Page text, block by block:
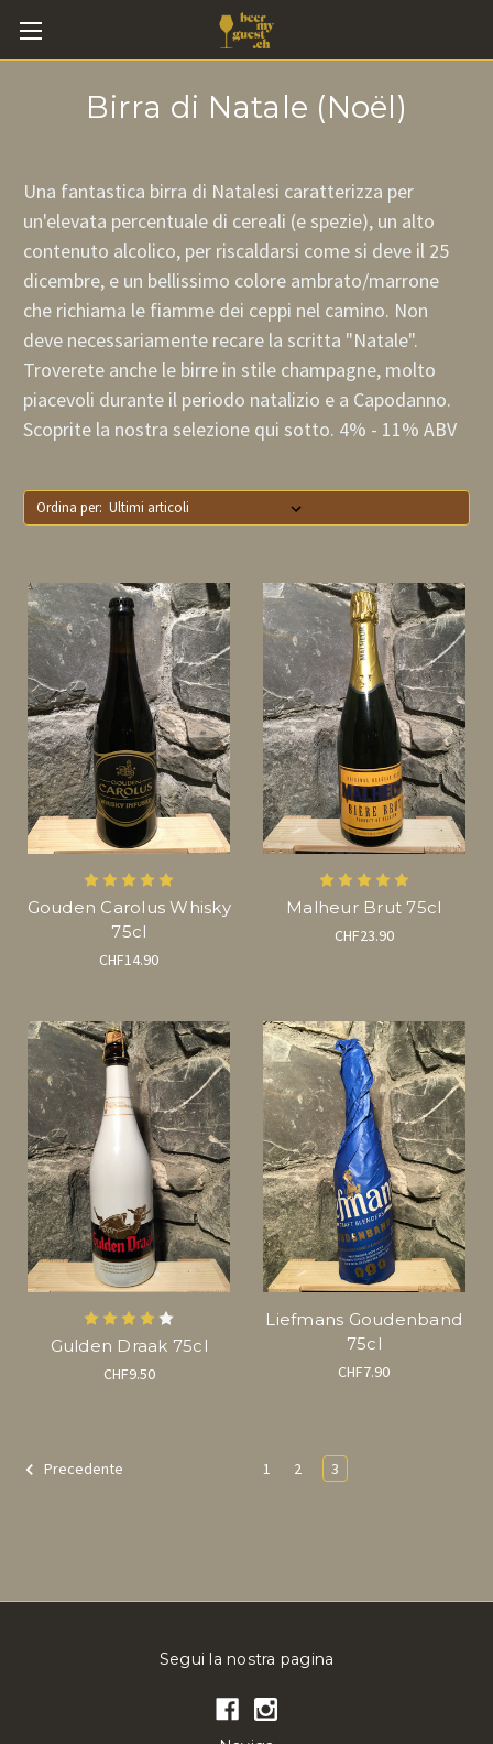
Birra di Natale (Noël)
Una fantastica birra di Natalesi caratterizza per
un'elevata percentuale di cereali (e spezie), un alto
contenuto alcolico, per riscaldarsi come si deve il 25
dicembre, e un bellissimo colore ambrato/marrone
che richiama le fiamme dei ceppi nel camino. Non
deve necessariamente recare la scritta "Natale".
Troverete anche le birre in stile champagne, molto
piacevoli durante il periodo natalizio e a Capodanno.
Scoprite la nostra selezione qui sotto. 4% - 11% ABV
Ordina per:
Gouden Carolus Whisky
75cl
CHF14.90
Malheur Brut 75cl
CHF23.90
Gulden Draak 75cl
CHF9.50
Liefmans Goudenband
75cl
CHF7.90
Precedente 1 2 3
Segui la nostra pagina